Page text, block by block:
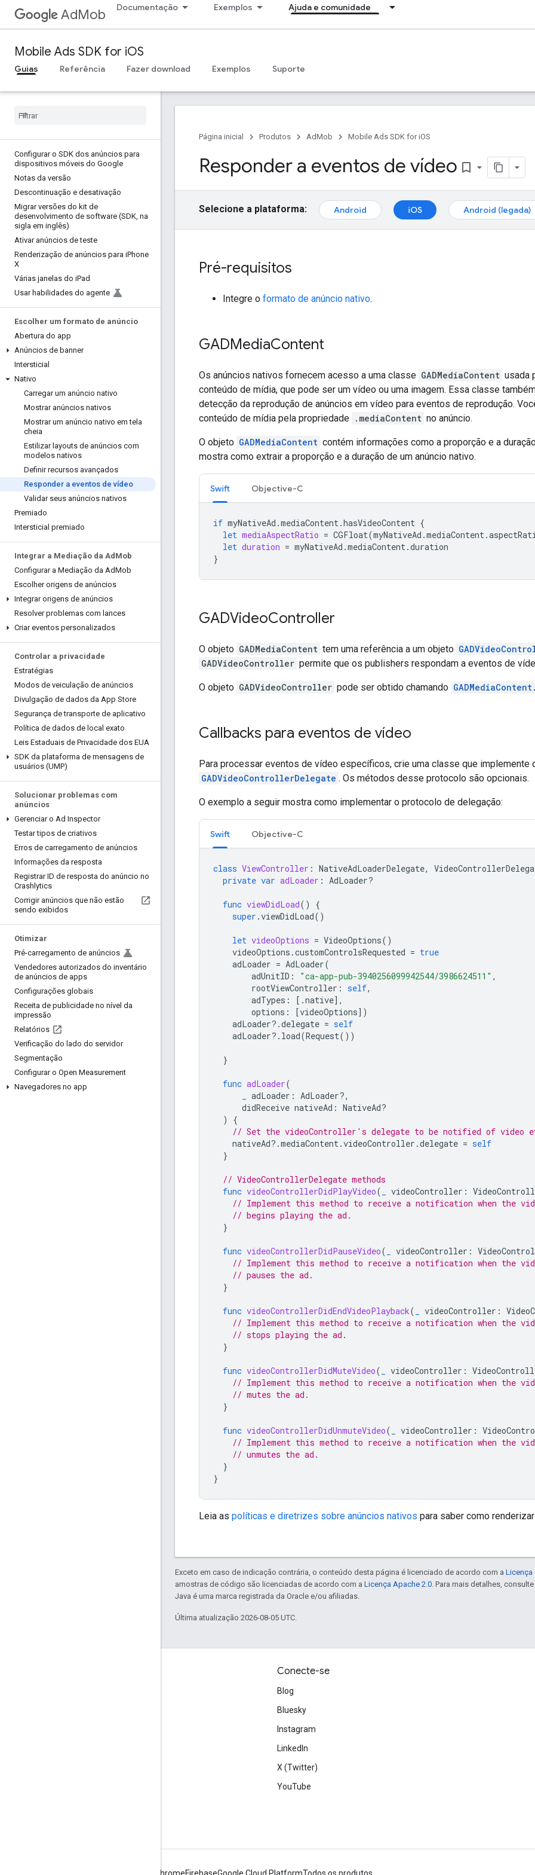
AdMob Documentação Exemplos Ajuda e comunidade
Mobile Ads SDK for iOS
Guias Referência Fazer download Exemplos Suporte
Configurar o SDK dos anúncios para
dispositivos móveis do Google
Notas da versão
Descontinuação e desativação
Migrar versões do kit de
desenvolvimento de software (SDK, na
sigla em inglês)
Ativar anúncios de teste
Renderização de anúncios para iPhone
X
Várias janelas do iPad
Usar habilidades do agente
Escolher um formato de anúncio
Abertura do app
Anúncios de banner
Intersticial
Nativo
Carregar um anúncio nativo
Mostrar anúncios nativos
Mostrar um anúncio nativo em tela
cheia
Estilizar layouts de anúncios com
modelos nativos
Definir recursos avançados
Responder a eventos de vídeo
Validar seus anúncios nativos
Premiado
Intersticial premiado
Integrar a Mediação da Ad Mob
Configurar a Mediação da AdMob
Escolher origens de anúncios
Integrar origens de anúncios
Resolver problemas com lances
Criar eventos personalizados
Controlar a privacidade
Estratégias
Modos de veiculação de anúncios
Divulgação de dados da App Store
Segurança de transporte de aplicativo
Política de dados de local exato
Leis Estaduais de Privacidade dos EUA
SDK da plataforma de mensagens de
usuários (UMP)
Solucionar problemas com
anúncios
Gerenciar o Ad Inspector
Testar tipos de criativos
Erros de carregamento de anúncios
Informações da resposta
Registrar ID de resposta do anúncio no
Crashlytics
Corrigir anúncios que não estão
sendo exibidos
Otimizar
Pré-carregamento de anúncios
Vendedores autorizados do inventário
de anúncios de apps
Configurações globais
Receita de publicidade no nível da
impressão
Relatórios
Verificação do lado do servidor
Segmentação
Configurar o Open Measurement
Navegadores no app
Página inicial Produtos AdMob Mobile Ads SDK for iOS
Responder a eventos de vídeo bookmark_border
Selecione a plataforma: Android iOS Android (legada)
Pré-requisitos
Integre o formato de anúncio nativo.
GADMediaContent
Os anúncios nativos fornecem acesso a uma classe GADMediaContent usada
conteúdo de mídia, que pode ser um vídeo ou uma imagem. Essa classe
detecção da reprodução de anúncios em vídeo para eventos de reprodução.
conteúdo de mídia pela propriedade .mediaContent no anúncio.
O objeto GADMediaContent contém informações como a proporção e a
mostra como extrair a proporção e a duração de um anúncio nativo.
Swift Objective-C
if myNativeAd .mediaContent.hasVideoContent {
let mediaAspectRatio = CGFloat(myNativeAd .mediaContent.
let duration = myNativeAd .mediaContent.duration
}
GADVideoController
O objeto GADMediaContent tem uma referência a um objeto
GADVideoController permite que os publishers respondam a eventos de
O objeto GADVideoController pode ser obtido chamando
Callbacks para eventos de vídeo
Para processar eventos de vídeo específicos, crie uma classe que implemente
GADVideoControllerDelegate . Os métodos desse protocolo são opcionais.
O exemplo a seguir mostra como implementar o protocolo de delegação:
Swift Objective-C
class ViewController : NativeAdLoaderDelegate,
private var adLoader : AdLoader?
func viewDidLoad()
{
super .viewDidLoad()
let videoOptions = VideoOptions()
videoOptions .customControlsRequested = true
adLoader = AdLoader(
adUnitID : "ca-app-pub-3940256099942544/3986624511" ,
rootViewController : self,
adTypes : [.native],
options : [videoOptions])
adLoader?.delegate = self
adLoader?. load(Request())
}
func adLoader(
adLoader : AdLoader?,
didReceive nativeAd : NativeAd?
)
{
// Set the videoController's delegate to be notified of video
nativeAd?.mediaContent.videoController .delegate = self
}
// VideoControllerDelegate methods
func videoControllerDidPlayVideo( videoController :
// Implement this method to receive a notification when the
// begins playing the ad.
}
func videoControllerDidPauseVideo( videoController :
// Implement this method to receive a notification when the
// pauses the ad.
}
func videoControllerDidEndVideoPlayback( videoController :
// Implement this method to receive a notification when the
// stops playing the ad.
}
func videoControllerDidMuteVideo( videoController :
// Implement this method to receive a notification when the
// mutes the ad.
}
func videoControllerDidUnmuteVideo( videoController :
// Implement this method to receive a notification when the
// unmutes the ad.
}
}
Leia as políticas e diretrizes sobre anúncios nativos para saber como
Exceto em caso de indicação contrária, o conteúdo desta página é licenciado de acordo com a Licença
amostras de código são licenciadas de acordo com a Licença Apache 2.0 . Para mais detalhes,
Java é uma marca registrada da Oracle e/ou afiliadas.
Última atualização 2026-08-05 UTC.
Conecte-se
Blog
Bluesky
Instagram
LinkedIn
X (Twitter)
YouTube